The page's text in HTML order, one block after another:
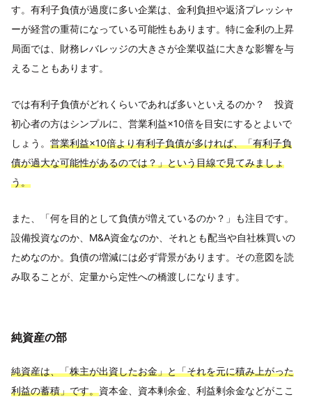
す。有利子負債が過度に多い企業は、金利負担や返済プレッシャ
ーが経営の重荷になっている可能性もあります。特に金利の上昇
局面では、財務レバレッジの大きさが企業収益に大きな影響を与
えることもあります。
では有利子負債がどれくらいであれば多いといえるのか？ 投資
初心者の方はシンプルに、営業利益×10倍を目安にするとよいで
しょう。 営業利益×10倍より有利子負債が多ければ、「有利子負
債が過大な可能性があるのでは？」という目線で見てみましょ
う。
また、「何を目的として負債が増えているのか？」も注目です。
設備投資なのか、M&A資金なのか、それとも配当や自社株買いの
ためなのか。負債の増減には必ず背景があります。その意図を読
み取ることが、定量から定性への橋渡しになります。
純資産の部
純資産は、「株主が出資したお金」と「それを元に積み上がった
利益の蓄積」です。資本金、資本剰余金、利益剰余金などがここ